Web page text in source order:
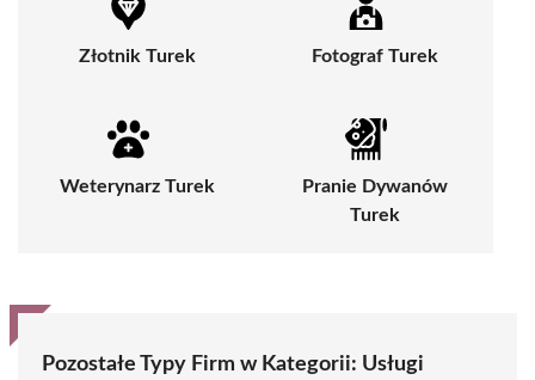
Złotnik Turek Fotograf Turek
Weterynarz Turek
Pranie Dywanów
Turek
Pozostałe Typy Firm w Kategorii: Usługi